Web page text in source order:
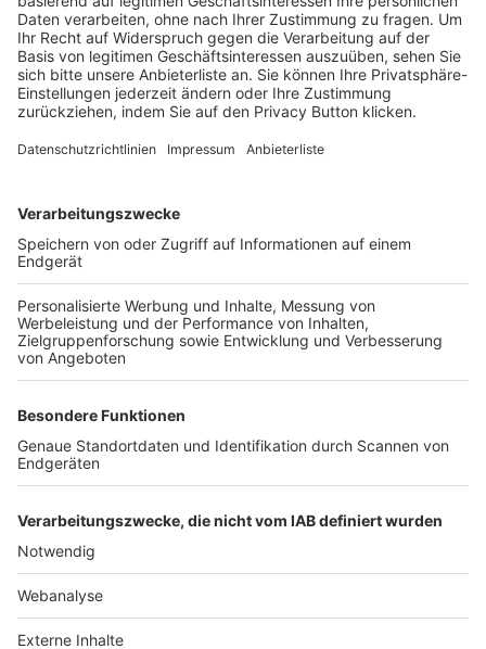
Trainerbörse
Login SpielPlus
FOLGE DEM BFV
TOP-VEREINE
TOP-PARTNER
Nutzungsbedingungen Datenschutz Impressum